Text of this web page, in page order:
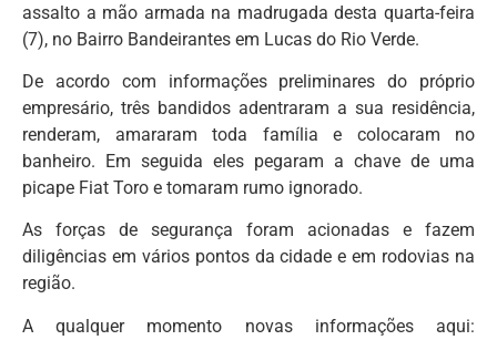
assalto a mão armada na madrugada desta quarta-feira
(7), no Bairro Bandeirantes em Lucas do Rio Verde.
De acordo com informações preliminares do próprio
empresário, três bandidos adentraram a sua residência,
renderam, amararam toda família e colocaram no
banheiro. Em seguida eles pegaram a chave de uma
picape Fiat Toro e tomaram rumo ignorado.
As forças de segurança foram acionadas e fazem
diligências em vários pontos da cidade e em rodovias na
região.
A qualquer momento novas informações aqui: